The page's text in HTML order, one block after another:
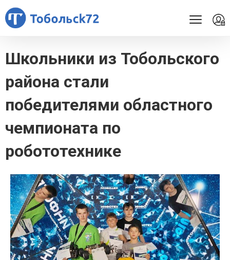
Школьники из Тобольского
района стали
победителями областного
чемпионата по
робототехнике